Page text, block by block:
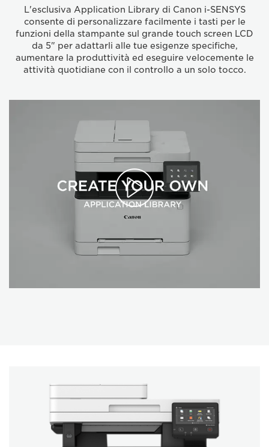
L'esclusiva Application Library di Canon i-SENSYS
consente di personalizzare facilmente i tasti per le
funzioni della stampante sul grande touch screen LCD
da 5" per adattarli alle tue esigenze specifiche,
aumentare la produttività ed eseguire velocemente le
attività quotidiane con il controllo a un solo tocco.